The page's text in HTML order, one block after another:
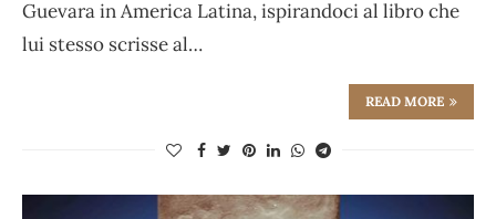
Guevara in America Latina, ispirandoci al libro che
lui stesso scrisse al…
READ MORE